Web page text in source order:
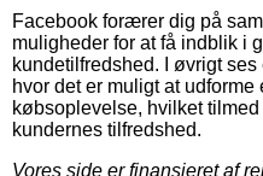
Facebook forærer dig på
muligheder for at få indblik i
kundetilfredshed. I øvrigt
hvor det er muligt at
købsoplevelse, hvilket
kundernes tilfredshed.
Vores side er finansieret af